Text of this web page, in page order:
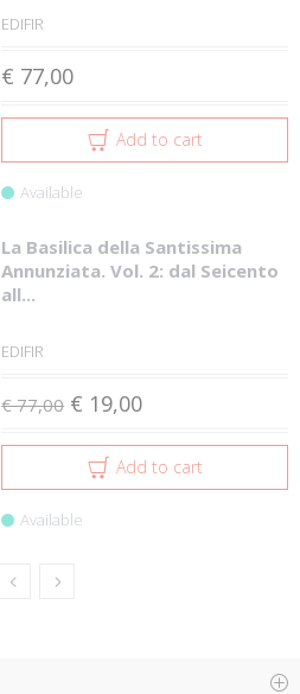
EDIFIR
€ 77,00
Add to cart
Available
La Basilica della Santissima
Annunziata. Vol. 2: dal Seicento
all...
EDIFIR
€ 77,00 € 19,00
Add to cart
Available